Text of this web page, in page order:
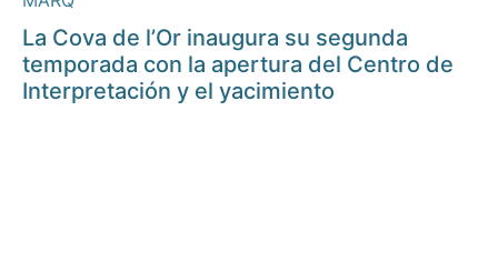
La Cova de l’Or inaugura su segunda
temporada con la apertura del Centro de
Interpretación y el yacimiento